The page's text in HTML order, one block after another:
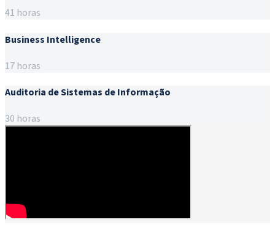
41 horas
Business Intelligence
17 horas
Auditoria de Sistemas de Informação
30 horas